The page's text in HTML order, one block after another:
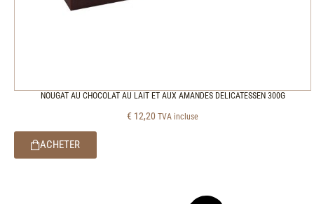
NOUGAT AU CHOCOLAT AU LAIT ET AUX AMANDES DELICATESSEN 300G
€ 12,20 TVA incluse
ACHETER